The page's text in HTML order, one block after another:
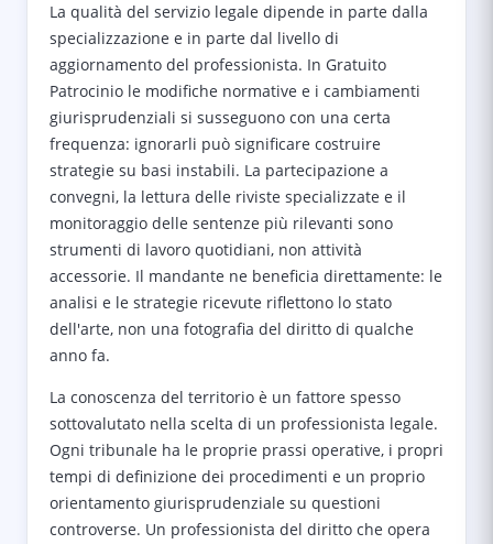
La qualità del servizio legale dipende in parte dalla
specializzazione e in parte dal livello di
aggiornamento del professionista. In Gratuito
Patrocinio le modifiche normative e i cambiamenti
giurisprudenziali si susseguono con una certa
frequenza: ignorarli può significare costruire
strategie su basi instabili. La partecipazione a
convegni, la lettura delle riviste specializzate e il
monitoraggio delle sentenze più rilevanti sono
strumenti di lavoro quotidiani, non attività
accessorie. Il mandante ne beneficia direttamente: le
analisi e le strategie ricevute riflettono lo stato
dell'arte, non una fotografia del diritto di qualche
anno fa.
La conoscenza del territorio è un fattore spesso
sottovalutato nella scelta di un professionista legale.
Ogni tribunale ha le proprie prassi operative, i propri
tempi di definizione dei procedimenti e un proprio
orientamento giurisprudenziale su questioni
controverse. Un professionista del diritto che opera